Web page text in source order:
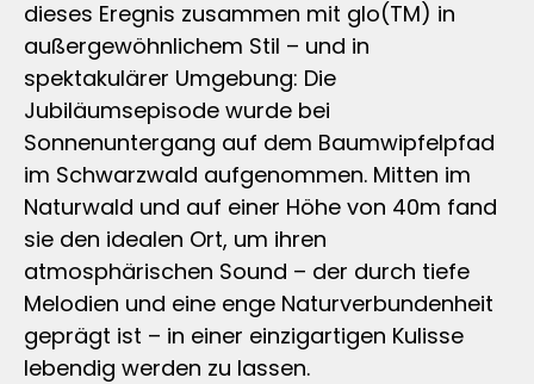
dieses Eregnis zusammen mit glo(TM) in
außergewöhnlichem Stil – und in
spektakulärer Umgebung: Die
Jubiläumsepisode wurde bei
Sonnenuntergang auf dem Baumwipfelpfad
im Schwarzwald aufgenommen. Mitten im
Naturwald und auf einer Höhe von 40m fand
sie den idealen Ort, um ihren
atmosphärischen Sound – der durch tiefe
Melodien und eine enge Naturverbundenheit
geprägt ist – in einer einzigartigen Kulisse
lebendig werden zu lassen.